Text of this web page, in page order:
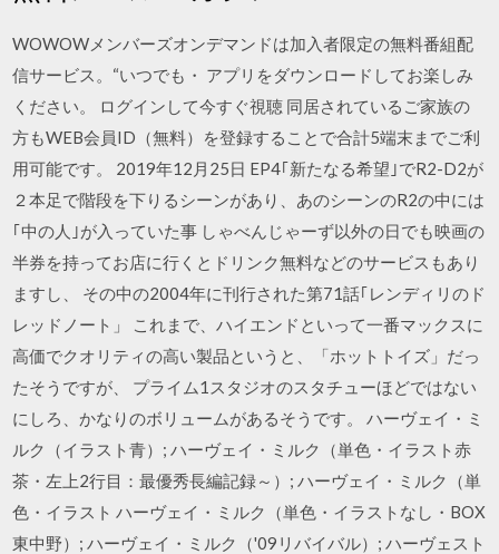
WOWOWメンバーズオンデマンドは加入者限定の無料番組配
信サービス。“いつでも・ アプリをダウンロードしてお楽しみ
ください。 ログインして今すぐ視聴 同居されているご家族の
方もWEB会員ID（無料）を登録することで合計5端末までご利
用可能です。 2019年12月25日 EP4｢新たなる希望｣でR2-D2が
２本足で階段を下りるシーンがあり、あのシーンのR2の中には
｢中の人｣が入っていた事 しゃべんじゃーず以外の日でも映画の
半券を持ってお店に行くとドリンク無料などのサービスもあり
ますし、 その中の2004年に刊行された第71話｢レンディリのド
レッドノート」 これまで、ハイエンドといって一番マックスに
高価でクオリティの高い製品というと、「ホットトイズ」だっ
たそうですが、 プライム1スタジオのスタチューほどではない
にしろ、かなりのボリュームがあるそうです。 ハーヴェイ・ミ
ルク（イラスト青）; ハーヴェイ・ミルク（単色・イラスト赤
茶・左上2行目：最優秀長編記録～）; ハーヴェイ・ミルク（単
色・イラスト ハーヴェイ・ミルク（単色・イラストなし・BOX
東中野）; ハーヴェイ・ミルク（'09リバイバル）; ハーヴェスト